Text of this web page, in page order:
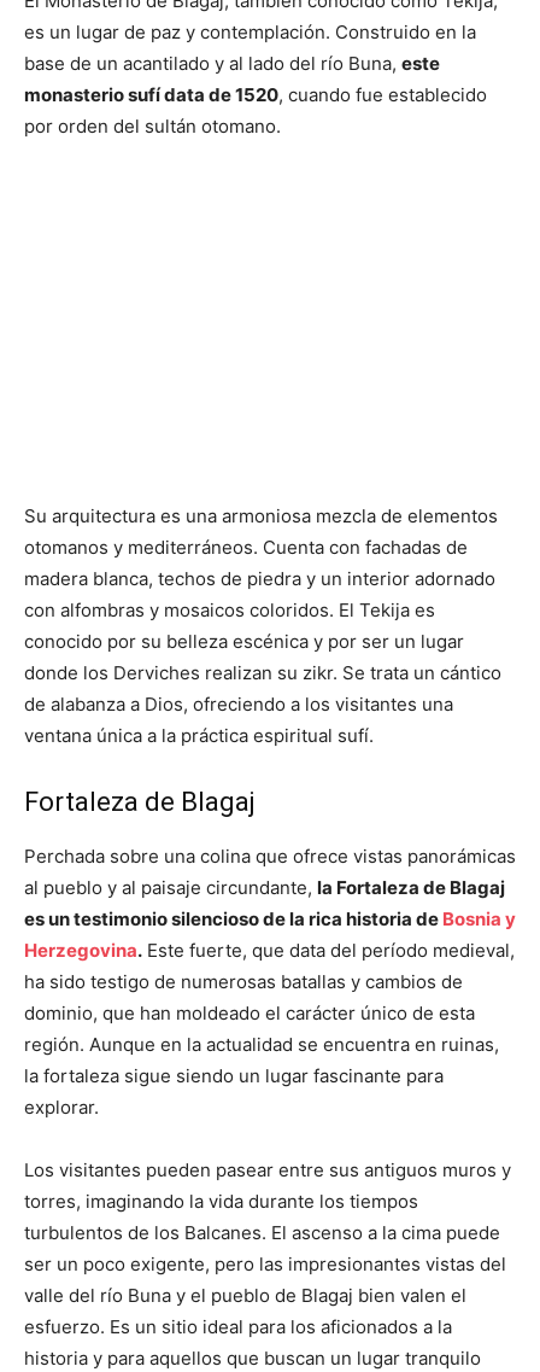
es un lugar de paz y contemplación. Construido en la
base de un acantilado y al lado del río Buna, este
monasterio sufí data de 1520, cuando fue establecido
por orden del sultán otomano.
Su arquitectura es una armoniosa mezcla de elementos
otomanos y mediterráneos. Cuenta con fachadas de
madera blanca, techos de piedra y un interior adornado
con alfombras y mosaicos coloridos. El Tekija es
conocido por su belleza escénica y por ser un lugar
donde los Derviches realizan su zikr. Se trata un cántico
de alabanza a Dios, ofreciendo a los visitantes una
ventana única a la práctica espiritual sufí.
Fortaleza de Blagaj
Perchada sobre una colina que ofrece vistas panorámicas
al pueblo y al paisaje circundante, la Fortaleza de Blagaj
es un testimonio silencioso de la rica historia de Bosnia y
Herzegovina. Este fuerte, que data del período medieval,
ha sido testigo de numerosas batallas y cambios de
dominio, que han moldeado el carácter único de esta
región. Aunque en la actualidad se encuentra en ruinas,
la fortaleza sigue siendo un lugar fascinante para
explorar.
Los visitantes pueden pasear entre sus antiguos muros y
torres, imaginando la vida durante los tiempos
turbulentos de los Balcanes. El ascenso a la cima puede
ser un poco exigente, pero las impresionantes vistas del
valle del río Buna y el pueblo de Blagaj bien valen el
esfuerzo. Es un sitio ideal para los aficionados a la
historia y para aquellos que buscan un lugar tranquilo